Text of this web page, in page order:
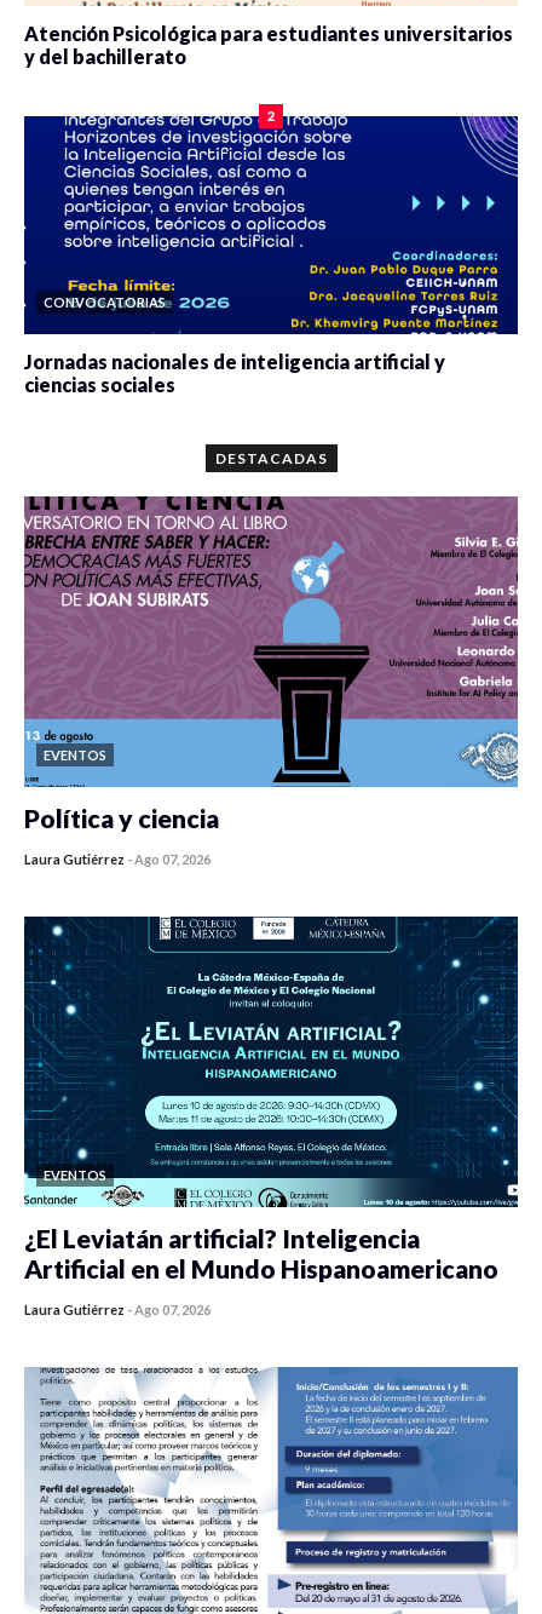
Atención Psicológica para estudiantes universitarios
y del bachillerato
2
CONVOCATORIAS
Jornadas nacionales de inteligencia artificial y
ciencias sociales
DESTACADAS
EVENTOS
Política y ciencia
Laura Gutiérrez -Ago 07, 2026
EVENTOS
¿El Leviatán artificial? Inteligencia
Artificial en el Mundo Hispanoamericano
Laura Gutiérrez -Ago 07, 2026